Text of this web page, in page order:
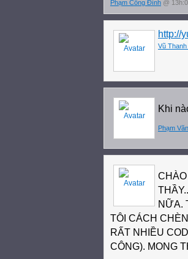
Phạm Công Đính @
http://
Vũ
Khi
Phạm
NỮA.
TÔI CÁCH
RẤT NHIỀU
CÔNG). MONG